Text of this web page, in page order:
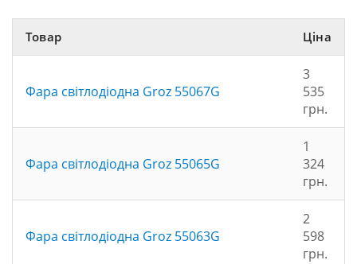
Товар Ціна
Фара світлодіодна Groz 55067G
3
535
грн.
Фара світлодіодна Groz 55065G
1
324
грн.
Фара світлодіодна Groz 55063G
2
598
грн.